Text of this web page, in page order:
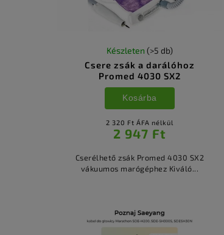
Csere zsák a darálóhoz
Promed 4030 SX2
Készleten (>5 db)
2 320 Ft ÁFA nélkül
2 947 Ft
Kosárba
Cserélhető zsák Promed 4030 SX2
vákuumos marógéphez Kiváló...